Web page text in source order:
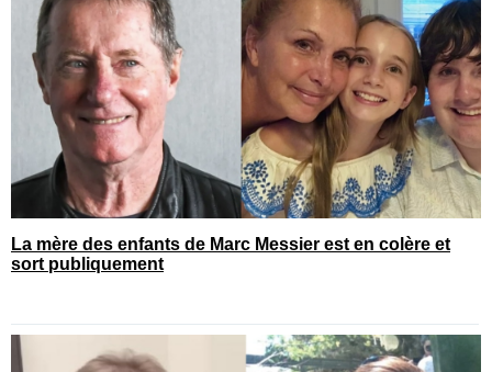
La mère des enfants de Marc Messier est en colère et
sort publiquement